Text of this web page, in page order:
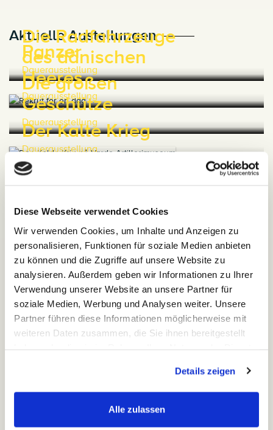
Diese Webseite verwendet Cookies
Wir verwenden Cookies, um Inhalte und Anzeigen zu
personalisieren, Funktionen für soziale Medien anbieten
zu können und die Zugriffe auf unsere Website zu
analysieren. Außerdem geben wir Informationen zu Ihrer
Verwendung unserer Website an unsere Partner für
soziale Medien, Werbung und Analysen weiter. Unsere
Partner führen diese Informationen möglicherweise mit
weiteren Daten zusammen, die Sie ihnen bereitgestellt
Details zeigen
Alle zulassen
Aktuelle Austellungen
Panzer
Dauerausstellung
Die Radfahrzeuge
des dänischen
Heeres
Dauerausstellung
Die großen
Geschütze
Dauerausstellung
Der Kalte Krieg
Dauerausstellung
Praktische Information
Essen & Trinken
Im Museumsshop kann man kleine Erfrischungen in Form von
alkoholfreien Getränken oder Kaffee kaufen. Darüber hinaus
finden Sie eine Auswahl an Snacks, Süßigkeiten und Schokolade.
Das Sortiment umfasst zudem relevante und aktuelle Bücher über
die Themen der Ausstellung, die insbesondere für echte Nerds